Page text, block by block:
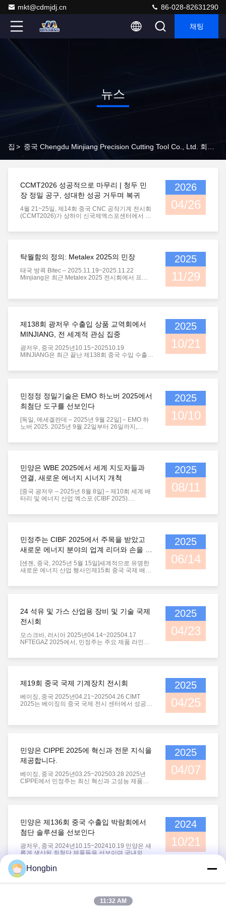
mkt@cdmjdj.cn 86-028-82631290
채팅
뉴스
집 >
CCMT2026 성공적으로 마무리 | 청두 민
장 정밀 공구, 성대한 성공 거두며 복귀
4월 21~25일, 제14회 중국 CNC 공작기계 전시회
(CCMT2026)가 상하이 신국제엑스포센터에서 성
능형 제조”를 주제로 열린 이번 행사는 전 세계
품을 선보였습니다. CNC 응용 및 기술 교류에 전
최전선을 탐구했습니다.. I. CNC 응용에 집중, 강력
한 제품 강점 시연 이번 전...
2026
04/26
탁월함의 정의: Metalex 2025의 민장
태국 방콕 Bitec – 2025.11.19~2025.11.22
Minjiang은 최근 Metalex 2025 전시회에서 프리
인인 초경 선삭 인서트, 초경 밀링 인서트, 초경 나
Minjiang은 독일, 일본, 태국, 한국, 우즈베키스탄,
파키스탄 등 100명 이상의 전문 고객과 교류했습
니다. 팀은 업계 과제와 협력 기회에 대해 생산적인
2025
11/29
제138회 광저우 수출입 상품 교역회에서
MINJIANG, 전 세계적 관심 집중
광저우, 중국 2025년10.15~202510.19
MINJIANG은 최근 끝난 제138회 중국 수입 수출
을 성공적으로 선보였습니다.국제적인 청중에게
절단 삽입장, 탄화탄소 힌딩 삽입장.이 제품 들 은
뛰어난 마모 저항성 으로 인해 상당한 관심 을 받았
다, 높은 정확성, 그리고 신뢰할 수 있는 성능.
MINJIANG 부스는 인도, ...
2025
10/21
민정정 정밀기술은 EMO 하노버 2025에서
최첨단 도구를 선보인다
[독일, 메세겔란데 – 2025년 9월 22일] – EMO 하
노버 2025. 2025년 9월 22일부터 26일까지,
전시회인 EMO 하노버에서 자사의 초경 절삭 공구
린 이 행사에는 2,000명에 가까운 전시업체와 140
개 이상의 국가에서 온 90,000명 이상의 방문객이
모였습니다. 우리는 금속 가공, 신에너지, 석유 탐
사 등을 ...
2025
10/10
민양은 WBE 2025에서 세계 지도자들과
연결, 새로운 에너지 시너지 개척
[중국 광저우 – 2025년 8월 8일] – 제10회 세계 배
터리 및 에너지 산업 엑스포 (CIBF 2025).
Ltd.는 투자 회사인 Sichuan Jialiwei Hard Alloy
CNC 절삭 공구, 오일 파이프 나사 절삭기, 경질 합
금 내마모 부품 및 맞춤형 경...
2025
08/11
민정주는 CIBF 2025에서 주목을 받았고
새로운 에너지 분야의 업계 리더와 손을 잡
았습니다.
[센젠, 중국, 2025년 5월 15일]세계적으로 유명한
새로운 에너지 산업 행사인제15회 중국 국제 배터
사전시회에서 다양한 혁신적인 제품과 솔루션을
에서, Minjiang 정밀 도구는고밀도의 전극 절단 칼,
전문 절단 도구 및 세포 분단 절단기리?? 배터리
산업에 맞춘 맞춤형 솔루션과 함께뛰어난 마모 저
항성, 연장된 서비스 수명, 안...
2025
06/14
24 석유 및 가스 산업용 장비 및 기술 국제
전시회
모스크바, 러시아 2025년04.14~202504.17
NFTEGAZ 2025에서, 민정주는 주요 제품 라인업
- TC 방사성 베어링, 탄산 스레딩 삽입,그리고 탄화
객을 환영하고 여러 기업과 사전 협력 의도를 설정
1대 1 토론에 참여했습니다., 기술 사양, 사용자 정
의 서비스 및 배송 일...
2025
04/23
제19회 중국 국제 기계장치 전시회
베이징, 중국 2025년04.21~202504.26 CIMT
2025는 베이징의 중국 국제 전시 센터에서 성공적
서 혁신적인 역량과 전문적인 솔루션을 입증하여
품 시리즈를 강조했습니다: 고 정밀 CNC 삽입: 회
전 및 프레싱과 같은 멀티 시나리오 응용 프로그램
을 포함,가공 효율을 높이기 위해 특별한 마모 저항
2025
04/25
민양은 CIPPE 2025에 혁신과 전문 지식을
제공합니다.
베이징, 중국 2025년03.25~202503.28 2025년
CIPPE에서 민정주는 최신 혁신과 고성능 제품을
과 고성능 제품을 선보이며 강한 인상을 남겼다.대
동료들과 글로벌 고객들로부터 상당한 관심을 끌
었습니다.PTA 기반의 TC 방사선 베어링은 극한 조
건에서 뛰어난 강도와 신뢰성으로 주목받았습니
다., 그들을 하부 구멍 및 높은 ...
2025
04/07
민양은 제136회 중국 수출입 박람회에서
첨단 솔루션을 선보인다
광저우, 중국 2024년10.15~202410.19 민양은 새
롭게 생산된 최첨단 제품들을 선보이며 국내외 고
객들의 관심을 끌었다.가장 눈에 띄는 것 중 하나는
회사에서 새로 출시 한 원형 절단 블레이드였습니
다, 그 첨단 기능과 잠재적 응용 방법에 대해 배우
고 싶어하는 방문객들로부터 상당한 관심을 끌었
도구, 턴 도구 및 텅프먼 탄화물 마모 부품을 포함
한 다양한 고성능 제품을 박람회에 가져 왔습니다.
2024
10/21
1 2 3
Hongbin
11:32 AM